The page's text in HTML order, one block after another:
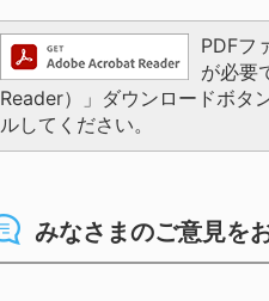
PDFフ
が必要
Reader）」ダウンロードボタ
ルしてください。
みなさまのご意見を